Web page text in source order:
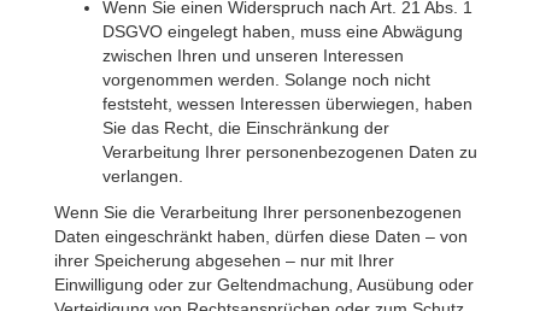
Wenn Sie einen Widerspruch nach Art. 21 Abs. 1
DSGVO eingelegt haben, muss eine Abwägung
zwischen Ihren und unseren Interessen
vorgenommen werden. Solange noch nicht
feststeht, wessen Interessen überwiegen, haben
Sie das Recht, die Einschränkung der
Verarbeitung Ihrer personenbezogenen Daten zu
verlangen.
Wenn Sie die Verarbeitung Ihrer personenbezogenen
Daten eingeschränkt haben, dürfen diese Daten – von
ihrer Speicherung abgesehen – nur mit Ihrer
Einwilligung oder zur Geltendmachung, Ausübung oder